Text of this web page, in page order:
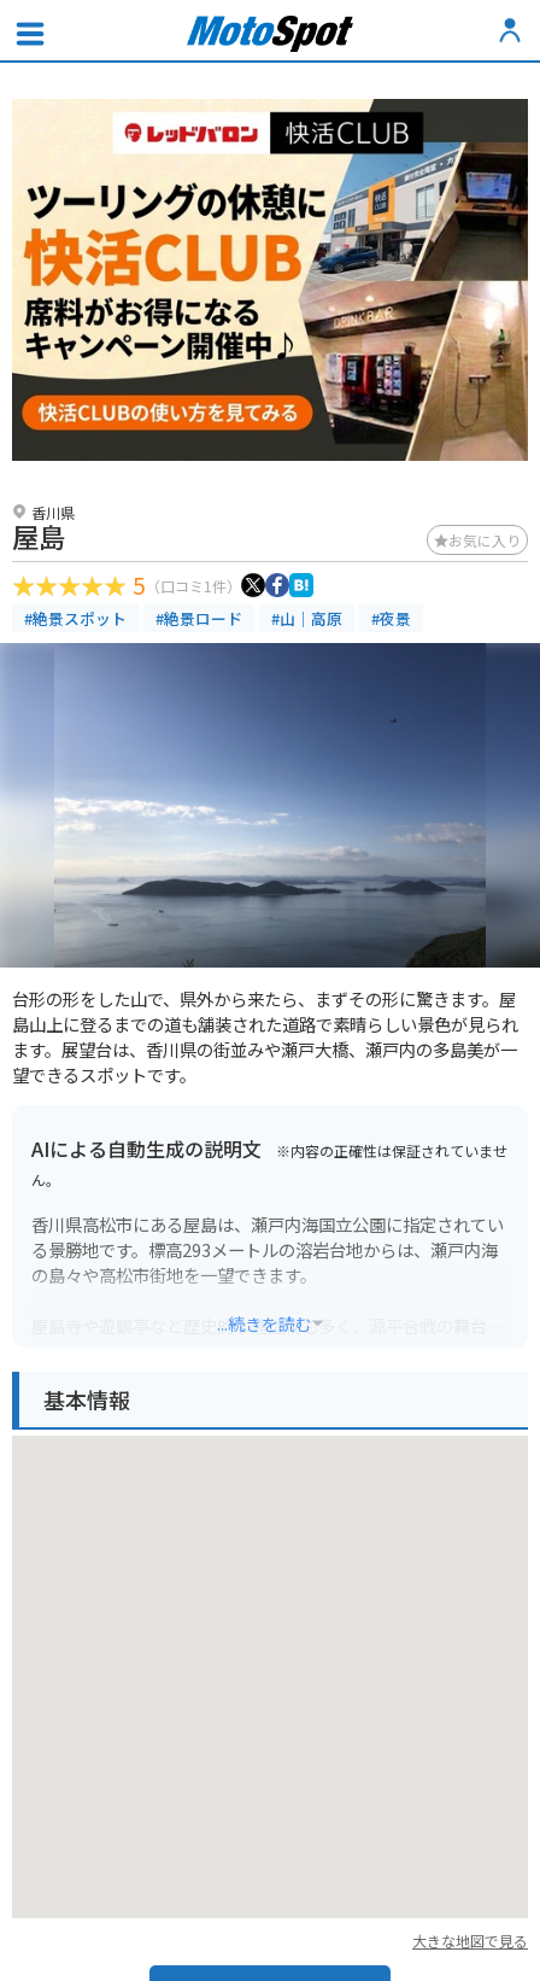
香川県
屋島 お気に入り
5 （口コミ1件）
#絶景スポット #絶景ロード #山｜高原 #夜景
台形の形をした山で、県外から来たら、まずその形に驚きます。屋
島山上に登るまでの道も舗装された道路で素晴らしい景色が見られ
ます。展望台は、香川県の街並みや瀬戸大橋、瀬戸内の多島美が一
望できるスポットです。
AIによる自動生成の説明文 ※内容の正確性は保証されていませ
ん。
香川県高松市にある屋島は、瀬戸内海国立公園に指定されてい
る景勝地です。標高293メートルの溶岩台地からは、瀬戸内海
の島々や高松市街地を一望できます。
屋島寺や遊鶴亭など歴史的な建造物も多く、源平合戦の舞台と
島々を眺めながらのツーリングにおすすめです。山頂には駐車
場や休憩所も完備されています。
...続きを読む
基本情報
大きな地図で見る